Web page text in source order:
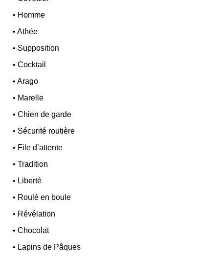
• Homme
•Athée
• Supposition
•Cocktail
•Arago
• Marelle
•Chien de garde
• Sécurité routière
• File d’attente
•Tradition
• Liberté
• Roulé en boule
• Révélation
•Chocolat
• Lapins de Pâques